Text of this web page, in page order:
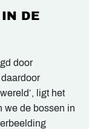
IN DE
door
ligt het
we de bossen in